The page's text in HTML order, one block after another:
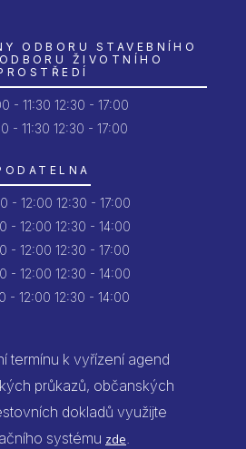
ODBORU STAVEBNÍHO
ŽIVOTNÍHO
- 11:30 12:30 - 17:00
- 11:30 12:30 - 17:00
- 12:00 12:30 - 17:00
- 12:00 12:30 - 14:00
- 12:00 12:30 - 17:00
- 12:00 12:30 - 14:00
- 12:00 12:30 - 14:00
termínu k vyřízení agend
průkazů, občanských
dokladů využijte
systému zde.